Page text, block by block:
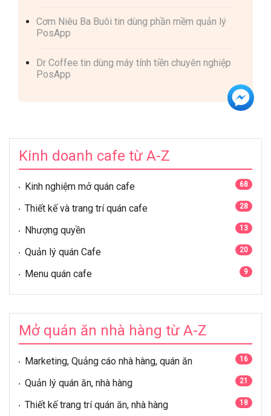
Cơm Niêu Ba Buôi tin dùng phần mềm quản lý
PosApp
Dr Coffee tin dùng máy tính tiền chuyên nghiệp
PosApp
Kinh doanh cafe từ A-Z
Kinh nghiệm mở quán cafe 68
Thiết kế và trang trí quán cafe 28
Nhượng quyền 13
Quản lý quán Cafe 20
Menu quán cafe 9
Mở quán ăn nhà hàng từ A-Z
Marketing, Quảng cáo nhà hàng, quán ăn 16
Quản lý quán ăn, nhà hàng 21
Thiết kế trang trí quán ăn, nhà hàng 18